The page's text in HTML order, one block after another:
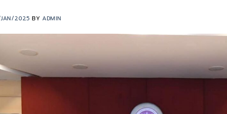
2025 BYADMIN